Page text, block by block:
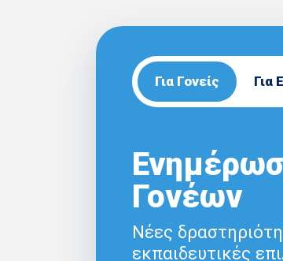
Για Γονείς Για
Γονέων
Νέες
εκπαιδευτικές